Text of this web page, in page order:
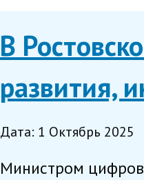
В
развития,
Дата: 1 Октябрь 2025
Министром